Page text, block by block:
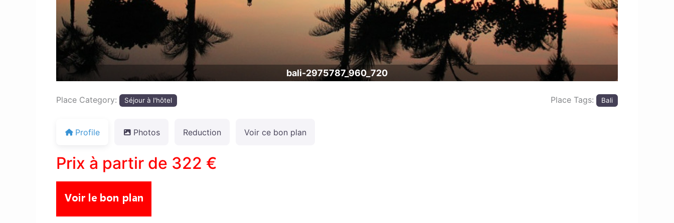
bali-2975787_960_720
Place Category: Séjour à l'hôtel Place Tags: Bali
Profile Photos Reduction Voir ce bon plan
Prix à partir de 322 €